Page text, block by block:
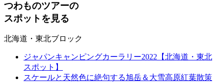
つわものツアーの
スポットを見る
北海道・東北ブロック
ジャパンキャンピングカーラリー2022【北海道・東北
スポット】
スケールと天然色に絶句する旭岳＆大雪高原紅葉散策